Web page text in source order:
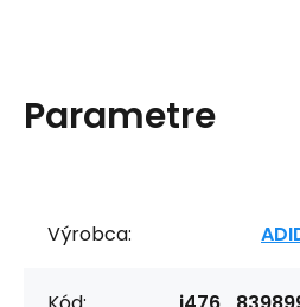
Parametre
Výrobca: